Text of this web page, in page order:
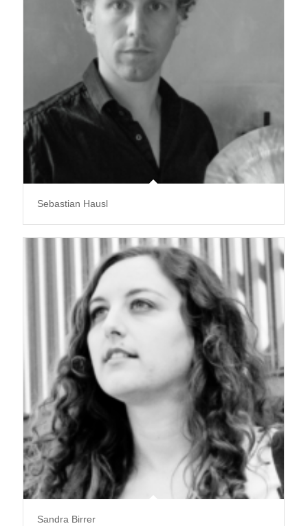
Sebastian Hausl
Sandra Birrer